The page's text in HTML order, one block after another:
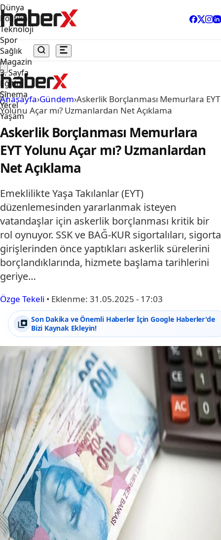
Dünya
Politika
Teknoloji
Spor
Sağlık
Magazin
3. Sayfa
Eğitim
Sinema
Yerel
Yaşam
Anasayfa›Gündem›Askerlik Borçlanması Memurlara EYT
Yolunu Açar mı? Uzmanlardan Net Açıklama
Askerlik Borçlanması Memurlara
EYT Yolunu Açar mı? Uzmanlardan
Net Açıklama
Emeklilikte Yaşa Takılanlar (EYT)
düzenlemesinden yararlanmak isteyen
vatandaşlar için askerlik borçlanması kritik bir
rol oynuyor. SSK ve BAĞ-KUR sigortalıları, sigorta
girişlerinden önce yaptıkları askerlik sürelerini
borçlandıklarında, hizmete başlama tarihlerini
geriye…
Özge Tekeli • Eklenme: 31.05.2025 - 17:03
Son Dakika ve Önemli Haberler İçin Google Haberler'de
Bizi Kaynak Ekleyin!